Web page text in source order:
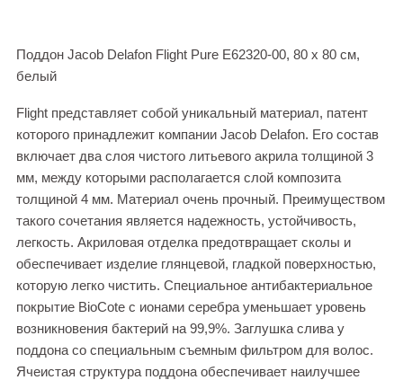
Поддон Jacob Delafon Flight Pure E62320-00, 80 x 80 см,
белый
Flight представляет собой уникальный материал, патент
которого принадлежит компании Jacob Delafon. Его состав
включает два слоя чистого литьевого акрила толщиной 3
мм, между которыми располагается слой композита
толщиной 4 мм. Материал очень прочный. Преимуществом
такого сочетания является надежность, устойчивость,
легкость. Акриловая отделка предотвращает сколы и
обеспечивает изделие глянцевой, гладкой поверхностью,
которую легко чистить. Специальное антибактериальное
покрытие BioCote с ионами серебра уменьшает уровень
возникновения бактерий на 99,9%. Заглушка слива у
поддона со специальным съемным фильтром для волос.
Ячеистая структура поддона обеспечивает наилучшее